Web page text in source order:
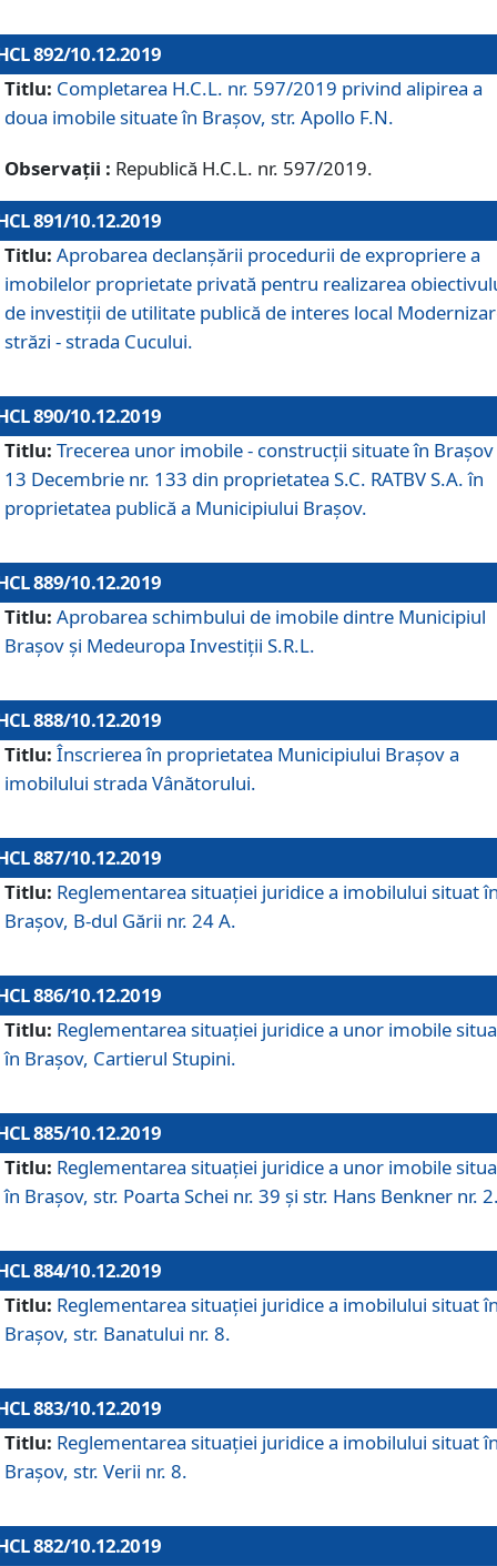
892/10.12.2019
Titlu: Completarea H.C.L. nr. 597/2019 privind alipirea a
doua imobile situate în Brașov, str. Apollo F.N.
Observații : Republică H.C.L. nr. 597/2019.
891/10.12.2019
Titlu: Aprobarea declanșării procedurii de expropriere a
imobilelor proprietate privată pentru realizarea
de investiții de utilitate publică de interes local
străzi - strada Cucului.
890/10.12.2019
Titlu: Trecerea unor imobile - construcții situate în Brașov
13 Decembrie nr. 133 din proprietatea S.C. RATBV S.A. în
proprietatea publică a Municipiului Brașov.
889/10.12.2019
Titlu: Aprobarea schimbului de imobile dintre Municipiul
Brașov și Medeuropa Investiții S.R.L.
888/10.12.2019
Titlu: Înscrierea în proprietatea Municipiului Braşov a
imobilului strada Vânătorului.
887/10.12.2019
Titlu: Reglementarea situației juridice a imobilului situat
Brașov, B-dul Gării nr. 24 A.
886/10.12.2019
Titlu: Reglementarea situaţiei juridice a unor imobile
în Braşov, Cartierul Stupini.
885/10.12.2019
Titlu: Reglementarea situației juridice a unor imobile
în Brașov, str. Poarta Schei nr. 39 și str. Hans Benkner nr.
884/10.12.2019
Titlu: Reglementarea situației juridice a imobilului situat
Brașov, str. Banatului nr. 8.
883/10.12.2019
Titlu: Reglementarea situației juridice a imobilului situat
Brașov, str. Verii nr. 8.
882/10.12.2019